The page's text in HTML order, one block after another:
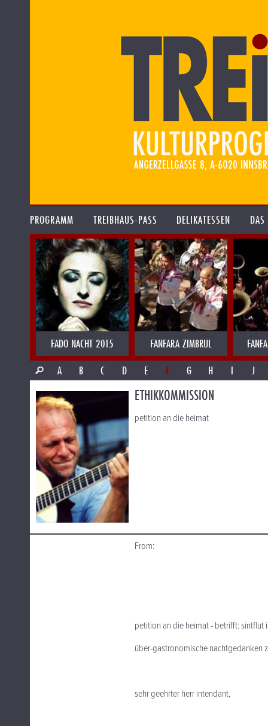
PROGRAMM TREIBHAUS-PASS DELIKATESSEN
FADO NACHT 2015 FANFARA ZIMBRUL
A
B C D E F G H I J
ETHIKKOMMISSION
petition an die heimat
From:
petition an die heimat - betrifft: sintflut
über-gastronomische nachtgedanken
sehr geehrter herr intendant,